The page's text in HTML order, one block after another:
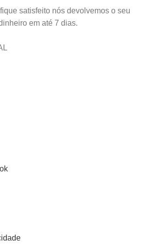
satisfeito nós devolvemos o seu
em até 7 dias.